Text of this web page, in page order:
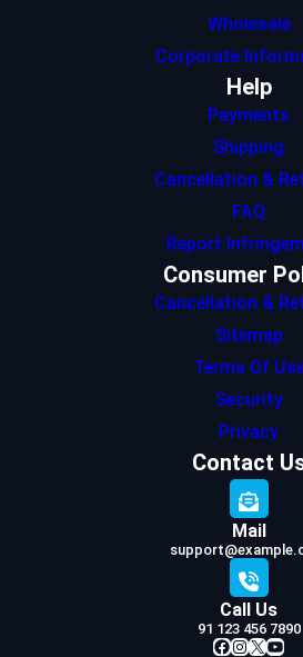
Wholesale
Corporate
Help
Payments
Shipping
Cancellation &
FAQ
Report
Consumer
Cancellation &
Sitemap
Terms Of
Security
Privacy
Contact
Mail
Call Us
91 123 456 7890
Facebook InstagramX YouTube